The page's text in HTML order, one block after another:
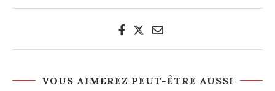
VOUS AIMEREZ PEUT-ÊTRE AUSSI